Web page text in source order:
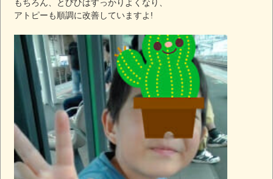
もちろん、とびひはすっかりよくなり、
アトピーも順調に改善していますよ!